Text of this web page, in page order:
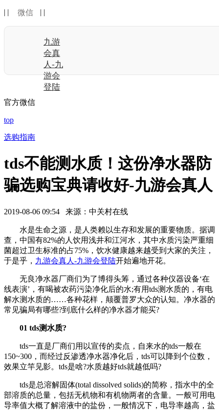
| | 微信 | |
九游
会真
人-九
游会
登陆
官方微信
top
选购指南
tds不能测水质！这份净水器防
骗选购宝典请收好-九游会真人
2019-08-06 09:54 来源：中关村在线
水是生命之源，是人类赖以生存和发展的重要物质。据调
查，中国有82%的人饮用浅井和江河水，其中水质污染严重细
菌超过卫生标准的占75%，饮水健康越来越受到大家的关注，
于是乎， 九游会真人-九游会登陆开始遍地开花。
无良净水器厂商们为了博得头筹，通过各种仪器设备‘在
线表演’，有喝被农药污染净化后的水;有用tds测水质的，有电
解水测水质的……各种花样，颠覆普罗大众的认知。净水器的
常见骗局有哪些?到底什么样的净水器才能买?
01 tds测水质?
tds一直是厂商们用以宣传的卖点，自来水的tds一般在
150~300，而经过反渗透净水器净化后，tds可以降到个位数，
效果立竿见影。tds是啥?水质越好tds就越低吗?
tds是总溶解固体(total dissolved solids)的简称，指水中的全
部溶质的总量，包括无机物和有机物两者的含量。一般可用电
导率值大概了解溶液中的盐份，一般情况下，电导率越高，盐